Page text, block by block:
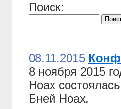
Поиск:
08.11.2015
8 ноября 2015
Ноах
Бней Ноах.